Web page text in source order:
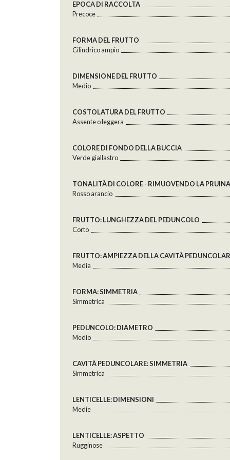
EPOCA DI RACCOLTA
Precoce
FORMA DEL FRUTTO
Cilindrico ampio
DIMENSIONE DEL FRUTTO
Medio
COSTOLATURA DEL FRUTTO
Assente o leggera
COLORE DI FONDO DELLA BUCCIA
Verde giallastro
TONALITÀ DI COLORE - RIMUOVENDO LA PRUINA
Rosso arancio
FRUTTO: LUNGHEZZA DEL PEDUNCOLO
Corto
FRUTTO: AMPIEZZA DELLA CAVITÀ
Media
FORMA: SIMMETRIA
Simmetrica
PEDUNCOLO: DIAMETRO
Medio
CAVITÀ PEDUNCOLARE: SIMMETRIA
Simmetrica
LENTICELLE: DIMENSIONI
Medie
LENTICELLE: ASPETTO
Rugginose